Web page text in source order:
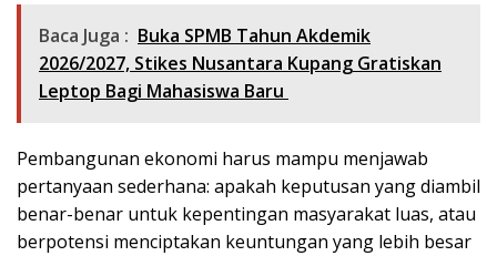
Baca Juga : Buka SPMB Tahun Akdemik
2026/2027, Stikes Nusantara Kupang Gratiskan
Leptop Bagi Mahasiswa Baru
Pembangunan ekonomi harus mampu menjawab
pertanyaan sederhana: apakah keputusan yang diambil
benar-benar untuk kepentingan masyarakat luas, atau
berpotensi menciptakan keuntungan yang lebih besar